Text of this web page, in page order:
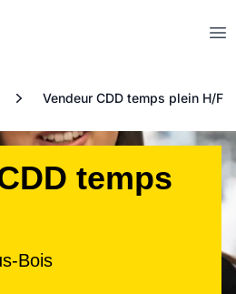
Vendeur CDD temps plein H/F
temps
Bois